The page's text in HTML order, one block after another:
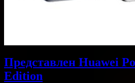
Представлен Huawei
Edition